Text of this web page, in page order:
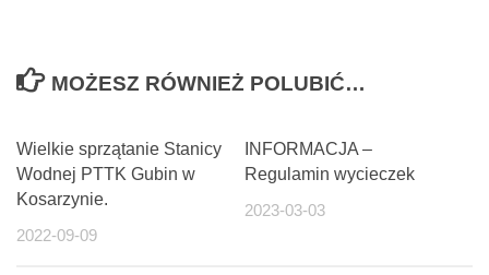
MOŻESZ RÓWNIEŻ POLUBIĆ…
Wielkie sprzątanie Stanicy
Wodnej PTTK Gubin w
Kosarzynie.
2022-09-09
INFORMACJA –
Regulamin wycieczek
2023-03-03